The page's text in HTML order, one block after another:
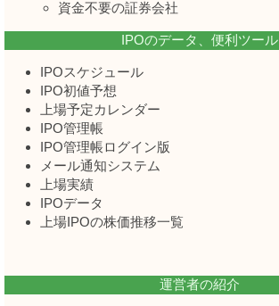
資金不要の証券会社
IPOのデータ、便利ツール
IPOスケジュール
IPO初値予想
上場予定カレンダー
IPO管理帳
IPO管理帳ログイン版
メール通知システム
上場実績
IPOデータ
上場IPOの株価推移一覧
運営者の紹介